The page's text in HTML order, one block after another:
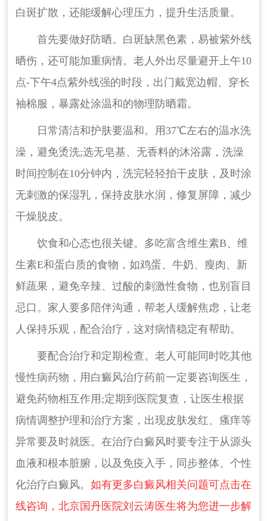
白斑扩散，还能缓解心理压力，提升生活质量。
首先要做好防晒。白斑缺黑色素，易被紫外线
晒伤，还可能加重病情。老人外出尽量避开上午10
点-下午4点紫外线强的时段，出门戴宽边帽、穿长
袖棉服，暴露处涂温和的物理防晒霜。
日常清洁和护肤要温和。用37℃左右的温水洗
澡，避免烫洗;选无皂基、无香料的沐浴露，洗澡
时间控制在10分钟内，洗完轻轻拍干皮肤，及时涂
无刺激的保湿乳，保持皮肤水润，修复屏障，减少
干燥脱皮。
饮食和心态也很关键。多吃富含维生素B、维
生素E和蛋白质的食物，如鸡蛋、牛奶、瘦肉、新
鲜蔬果，避免辛辣、过酸的刺激性食物，也别盲目
忌口。家人要多陪伴沟通，帮老人缓解焦虑，让老
人保持乐观，配合治疗，这对病情稳定有帮助。
要配合治疗和定期检查。老人可能同时吃其他
慢性病药物，用白癜风治疗药前一定要咨询医生，
避免药物相互作用;定期到医院复查，让医生根据
病情调整护理和治疗方案，出现皮肤发红、瘙痒等
异常要及时就医。在治疗白癜风时要专注于从源头
血液和根本脏腑，以及免疫入手，同步整体、个性
化治疗白癜风。 如有更多白癜风相关问题可点击在
线咨询，北京国丹医院刘云涛医生将为您进一步解